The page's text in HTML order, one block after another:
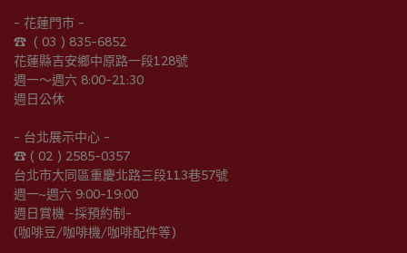
- 花蓮門市 -
☎︎  ( 03 ) 835-6852
花蓮縣吉安鄉中原路一段128號
週一～週六 8:00-21:30
週日公休
- 台北展示中心 -
☎︎ ( 02 ) 2585-0357
台北市大同區重慶北路三段113巷57號
週一~週六 9:00-19:00
週日賞機 -採預約制-
(咖啡豆/咖啡機/咖啡配件等)